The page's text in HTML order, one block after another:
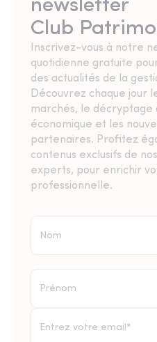
newsletter
Club
Inscrivez-vous à notre
quotidienne gratuite
des actualités de la
Découvrez chaque jour
marchés, le décryptage
économique et les
partenaires. Profitez
contenus exclusifs de
experts, pour enrichir
professionnelle.